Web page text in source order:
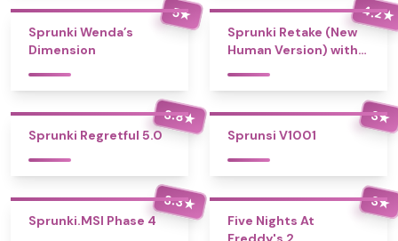
5★
Sprunki Wenda’s
Dimension
4.2★
Sprunki Retake (New
Human Version) with
3.8★
Sprunki Regretful 5.0
3★
Sprunsi V1001
3.3★
Sprunki.MSI Phase 4
3★
Five Nights At